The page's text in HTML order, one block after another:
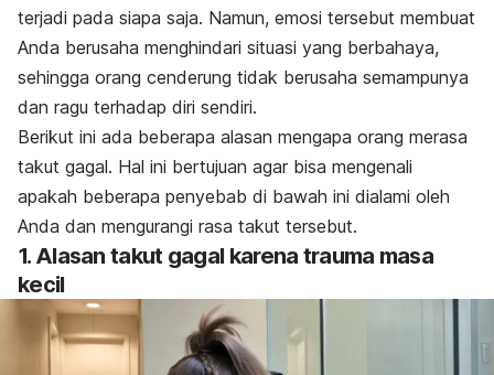
terjadi pada siapa saja. Namun, emosi tersebut membuat
Anda berusaha menghindari situasi yang berbahaya,
sehingga orang cenderung tidak berusaha semampunya
dan ragu terhadap diri sendiri.
Berikut ini ada beberapa alasan mengapa orang merasa
takut gagal. Hal ini bertujuan agar bisa mengenali
apakah beberapa penyebab di bawah ini dialami oleh
Anda dan mengurangi rasa takut tersebut.
1. Alasan takut gagal karena trauma masa
kecil